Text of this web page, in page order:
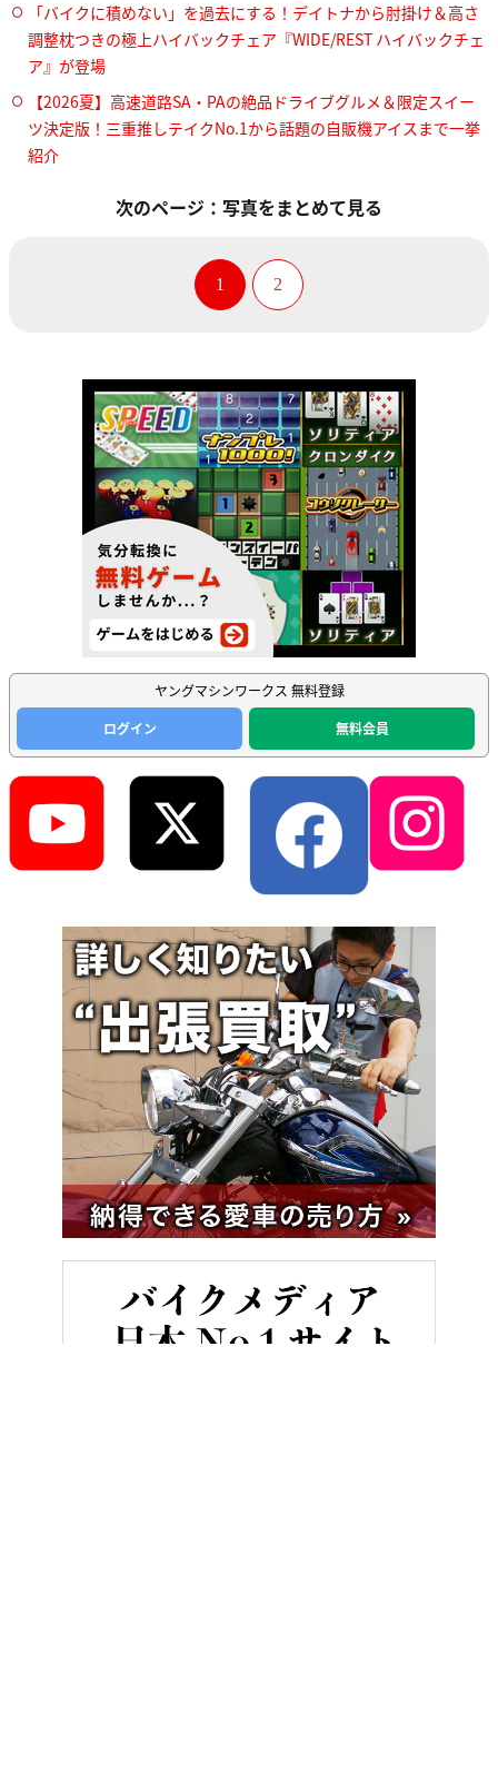
「バイクに積めない」を過去にする！デイトナから肘掛け＆高さ
調整枕つきの極上ハイバックチェア『WIDE/REST ハイバックチェ
ア』が登場
【2026夏】高速道路SA・PAの絶品ドライブグルメ＆限定スイー
ツ決定版！三重推しテイクNo.1から話題の自販機アイスまで一挙
紹介
次のページ：写真をまとめて見る
1 2
ヤングマシンワークス 無料登録
ログイン
無料会員